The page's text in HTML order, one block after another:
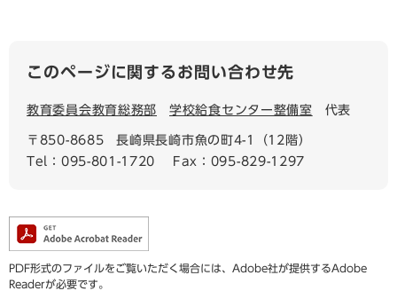
このページに関するお問い合わせ先
教育委員会教育総務部 学校給食センター整備室 代表
〒850-8685
長崎県長崎市魚の町4-1（12階）
Tel：095-801-1720
Fax：095-829-1297
PDF形式のファイルをご覧いただく場合には、Adobe社が提供するAdobe
Readerが必要です。